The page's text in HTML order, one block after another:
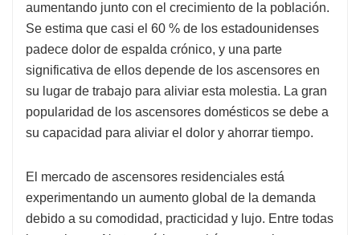
aumentando junto con el crecimiento de la población.
Se estima que casi el 60 % de los estadounidenses
padece dolor de espalda crónico, y una parte
significativa de ellos depende de los ascensores en
su lugar de trabajo para aliviar esta molestia. La gran
popularidad de los ascensores domésticos se debe a
su capacidad para aliviar el dolor y ahorrar tiempo.
El mercado de ascensores residenciales está
experimentando un aumento global de la demanda
debido a su comodidad, practicidad y lujo. Entre todas